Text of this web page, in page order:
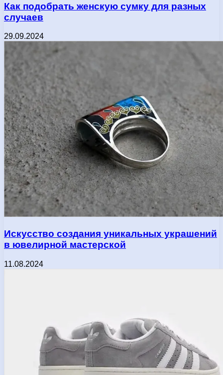
Как подобрать женскую сумку для разных
случаев
29.09.2024
Искусство создания уникальных украшений
в ювелирной мастерской
11.08.2024